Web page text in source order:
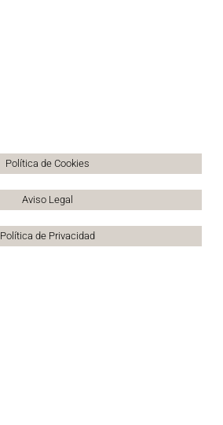
Política de Cookies
Aviso Legal
Política de Privacidad